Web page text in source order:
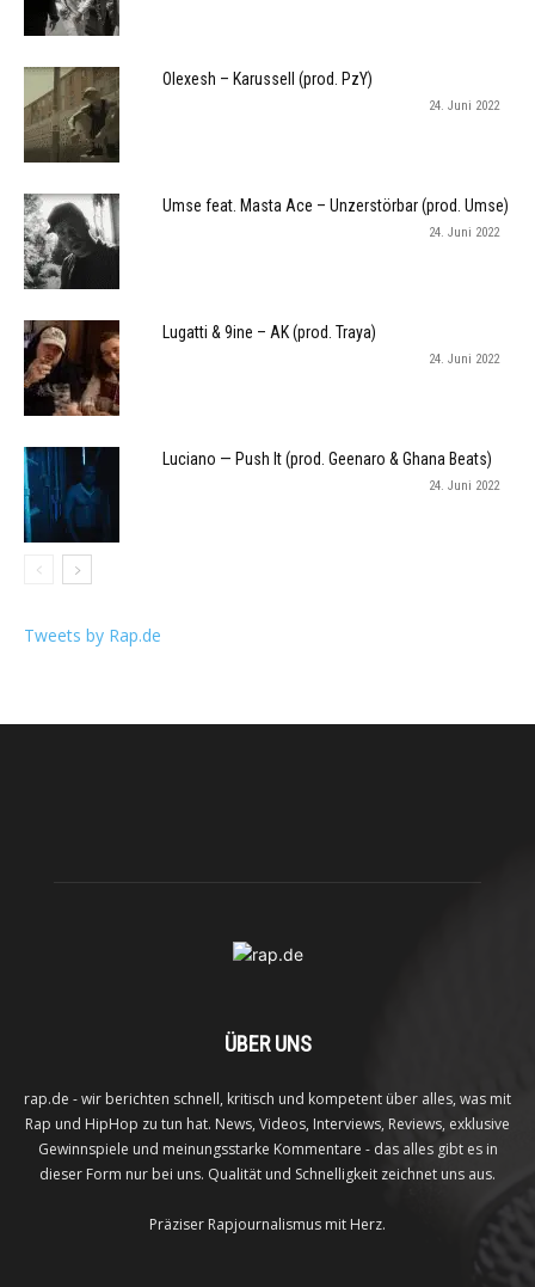
Olexesh – Karussell (prod. PzY)
24. Juni 2022
Umse feat. Masta Ace – Unzerstörbar (prod. Umse)
24. Juni 2022
Lugatti & 9ine – AK (prod. Traya)
24. Juni 2022
Luciano — Push It (prod. Geenaro & Ghana Beats)
24. Juni 2022
Tweets by Rap.de
ÜBER UNS
rap.de - wir berichten schnell, kritisch und kompetent über alles, was mit
Rap und HipHop zu tun hat. News, Videos, Interviews, Reviews, exklusive
Gewinnspiele und meinungsstarke Kommentare - das alles gibt es in
dieser Form nur bei uns. Qualität und Schnelligkeit zeichnet uns aus.
Präziser Rapjournalismus mit Herz.